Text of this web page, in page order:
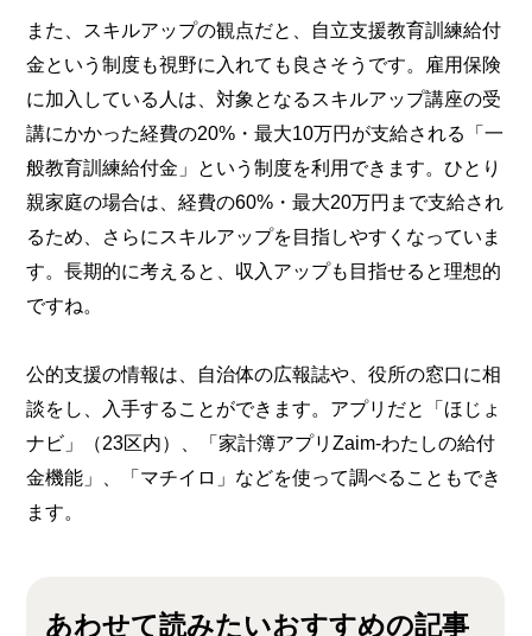
また、スキルアップの観点だと、自立支援教育訓練給付
金という制度も視野に入れても良さそうです。雇用保険
に加入している人は、対象となるスキルアップ講座の受
講にかかった経費の20%・最大10万円が支給される「一
般教育訓練給付金」という制度を利用できます。ひとり
親家庭の場合は、経費の60%・最大20万円まで支給され
るため、さらにスキルアップを目指しやすくなっていま
す。長期的に考えると、収入アップも目指せると理想的
ですね。
公的支援の情報は、自治体の広報誌や、役所の窓口に相
談をし、入手することができます。アプリだと「ほじょ
ナビ」（23区内）、「家計簿アプリZaim-わたしの給付
金機能」、「マチイロ」などを使って調べることもでき
ます。
あわせて読みたいおすすめの記事